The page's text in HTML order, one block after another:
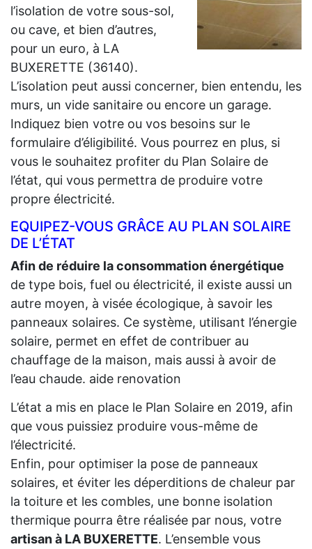
l’isolation de votre sous-sol,
ou cave, et bien d’autres,
pour un euro, à LA
BUXERETTE (36140).
L’isolation peut aussi concerner, bien entendu, les
murs, un vide sanitaire ou encore un garage.
Indiquez bien votre ou vos besoins sur le
formulaire d’éligibilité. Vous pourrez en plus, si
vous le souhaitez profiter du Plan Solaire de
l’état, qui vous permettra de produire votre
propre électricité.
EQUIPEZ-VOUS GRÂCE AU PLAN SOLAIRE
DE L’ÉTAT
Afin de réduire la consommation énergétique
de type bois, fuel ou électricité, il existe aussi un
autre moyen, à visée écologique, à savoir les
panneaux solaires. Ce système, utilisant l’énergie
solaire, permet en effet de contribuer au
chauffage de la maison, mais aussi à avoir de
l’eau chaude. aide renovation
L’état a mis en place le Plan Solaire en 2019, afin
que vous puissiez produire vous-même de
l’électricité.
Enfin, pour optimiser la pose de panneaux
solaires, et éviter les déperditions de chaleur par
la toiture et les combles, une bonne isolation
thermique pourra être réalisée par nous, votre
artisan à LA BUXERETTE. L’ensemble vous